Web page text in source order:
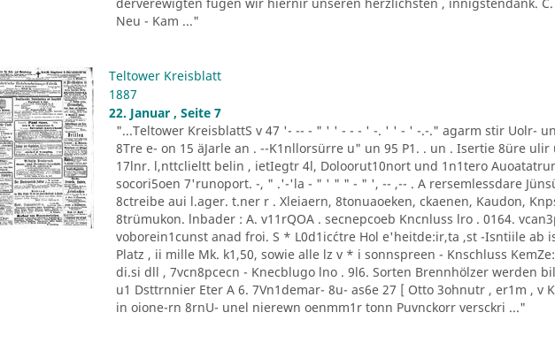
Neu - Kam ..."
Teltower Kreisblatt
1887
22. Januar , Seite 7
"...Teltower KreisblattS v 47 '- -- - " ' ' - - - ' -. ' ' - ' -.-." agarm stir Uolr-
8Tre e- on 15 äJarle an . --K1nllorsürre u" un 95 P1. . un . Isertie 8üre
17lnr. l,nttclieltt belin , ietIegtr 4l, Doloorut10nort und 1n1tero
socori5oen 7'runoport. -, " .'-'la - " ' " " - " ', -- ,-- . A rersemlessdare
8ctreibe aui l.ager. t.ner r . Xleiaern, 8tonuaoeken, ckaenen, Kaudon,
8trümukon. lnbader : A. v11rQOA . secnepcoeb Kncnluss lro . 0164.
voborein1cunst anad froi. S * L0d1ic´ctre Hol e'heitde:ir,ta ,st -Isntiile ab
Platz , ii mille Mk. k1,50, sowie alle lz v * i sonnspreen - Knschluss
di.si dll , 7vcn8pcecn - Knecblugo lno . 9l6. Sorten Brennhölzer werden
u1 Dsttrnnier Eter A 6. 7Vn1demar- 8u- as6e 27 [ Otto 3ohnutr , er1m , v
in oione-rn 8rnU- unel nierewn oenmm1r tonn Puvnckorr versckri ..."